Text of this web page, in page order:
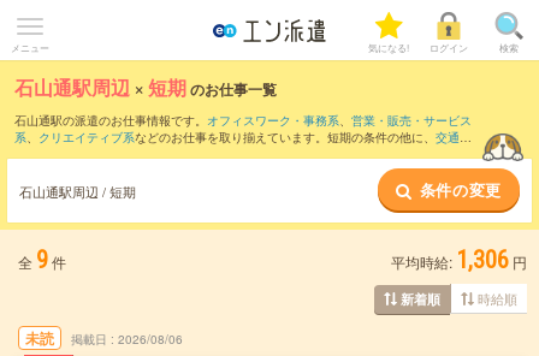
メニュー 気になる! ログイン 検索
石山通駅周辺 ×短期のお仕事一覧
石山通駅の派遣のお仕事情報です。 オフィスワーク・事務系、 営業・販売・サービス
系、 クリエイティブ系などのお仕事を取り揃えています。短期の条件の他に、 交通費
石山通駅周辺 / 短期 条件の変更
全 9件 平均時給: 1,306 円
新着順 時給順
未読 掲載日 2026/08/06